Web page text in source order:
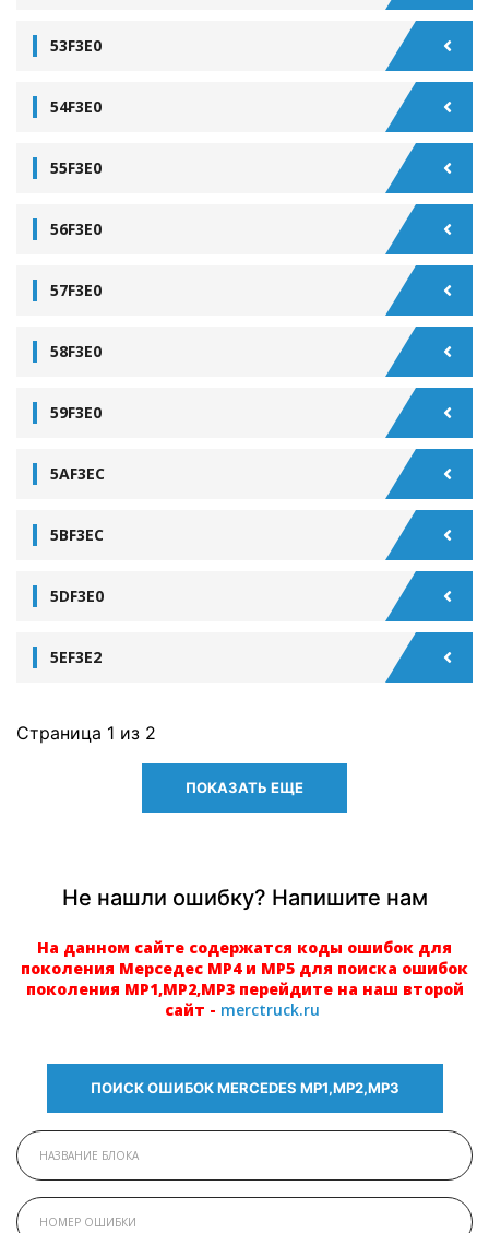
53F3E0
54F3E0
55F3E0
56F3E0
57F3E0
58F3E0
59F3E0
5AF3EC
5BF3EC
5DF3E0
5EF3E2
Страница 1 из 2
ПОКАЗАТЬ ЕЩЕ
Не нашли ошибку? Напишите нам
На данном сайте содержатся коды ошибок для
поколения Мерседес МР4 и МР5 для поиска ошибок
поколения МР1,МР2,МР3 перейдите на наш второй
сайт - merctruck.ru
ПОИСК ОШИБОК MERCEDES МР1,МР2,МР3